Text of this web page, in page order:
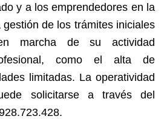
y a los emprendedores en la
de los trámites iniciales
marcha de su actividad
como el alta de
limitadas. La operatividad
solicitarse a través del